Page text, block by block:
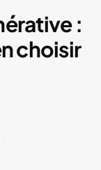
:
choisir